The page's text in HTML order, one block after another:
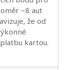
~8 aut
že od
kartou.